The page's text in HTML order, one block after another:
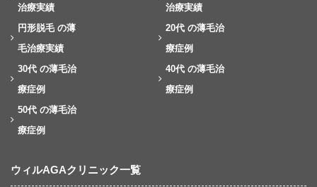
治療実績
治療実績
円形脱毛 の薄
毛治療実績
20代 の薄毛治
療症例
30代 の薄毛治
療症例
40代 の薄毛治
療症例
50代 の薄毛治
療症例
ウィルAGAクリニック一覧